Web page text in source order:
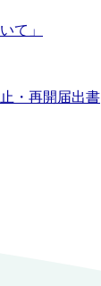
て」
・再開届出書